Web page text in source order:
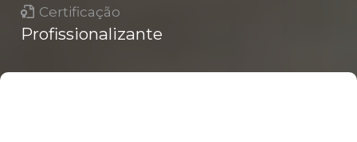
Certificação
Profissionalizante